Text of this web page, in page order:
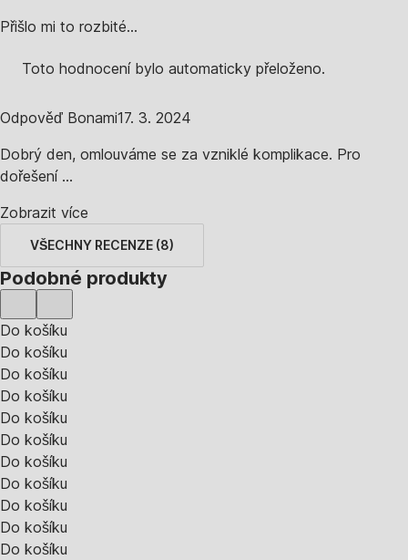
Přišlo mi to rozbité...
Toto hodnocení bylo automaticky přeloženo.
Odpověď Bonami17. 3. 2024
Dobrý den, omlouváme se za vzniklé komplikace. Pro
dořešení ...
Zobrazit více
VŠECHNY RECENZE (8)
Podobné produkty
Do košíku
Do košíku
Do košíku
Do košíku
Do košíku
Do košíku
Do košíku
Do košíku
Do košíku
Do košíku
Do košíku